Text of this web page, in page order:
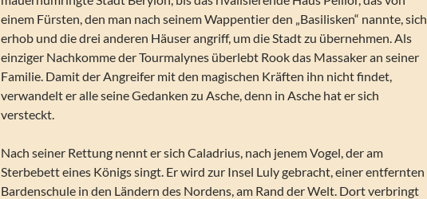
einem Fürsten, den man nach seinem Wappentier den „Basilisken“ nannte, sich
erhob und die drei anderen Häuser angriff, um die Stadt zu übernehmen. Als
einziger Nachkomme der Tourmalynes überlebt Rook das Massaker an seiner
Familie. Damit der Angreifer mit den magischen Kräften ihn nicht findet,
verwandelt er alle seine Gedanken zu Asche, denn in Asche hat er sich
versteckt.
Nach seiner Rettung nennt er sich Caladrius, nach jenem Vogel, der am
Sterbebett eines Königs singt. Er wird zur Insel Luly gebracht, einer entfernten
Bardenschule in den Ländern des Nordens, am Rand der Welt. Dort verbringt